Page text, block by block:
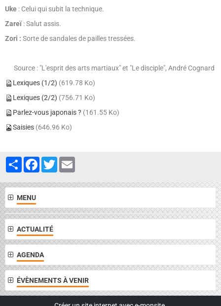
Uke : Celui qui subit la technique.
Zareï: Salut assis.
Zori : Sorte de sandales de pailles tressées.
Source : "L'esprit des arts martiaux" et "Le disciple", André Cognard
Lexiques (1/2) (619.78 Ko)
Lexiques (2/2) (756.71 Ko)
Parlez-vous japonais ? (161.55 Ko)
Saisies (646.96 Ko)
PartagerFacebook
Twitter
MENU
ACTUALITÉ
AGENDA
ÉVÈNEMENTS À VENIR